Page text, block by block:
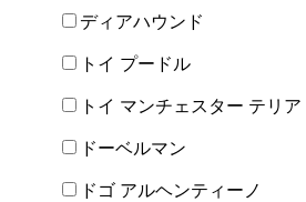
ディアハウンド
トイ プードル
トイ マンチェスター テリア
ドーベルマン
ドゴ アルヘンティーノ